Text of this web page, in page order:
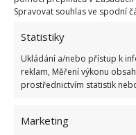
Spravovat souhlas ve spodní
Statistiky
Ukládání a/nebo přístup k
reklam, Měření výkonu
prostřednictvím statistik
Marketing
Fotografie: Pixabay
Ruční